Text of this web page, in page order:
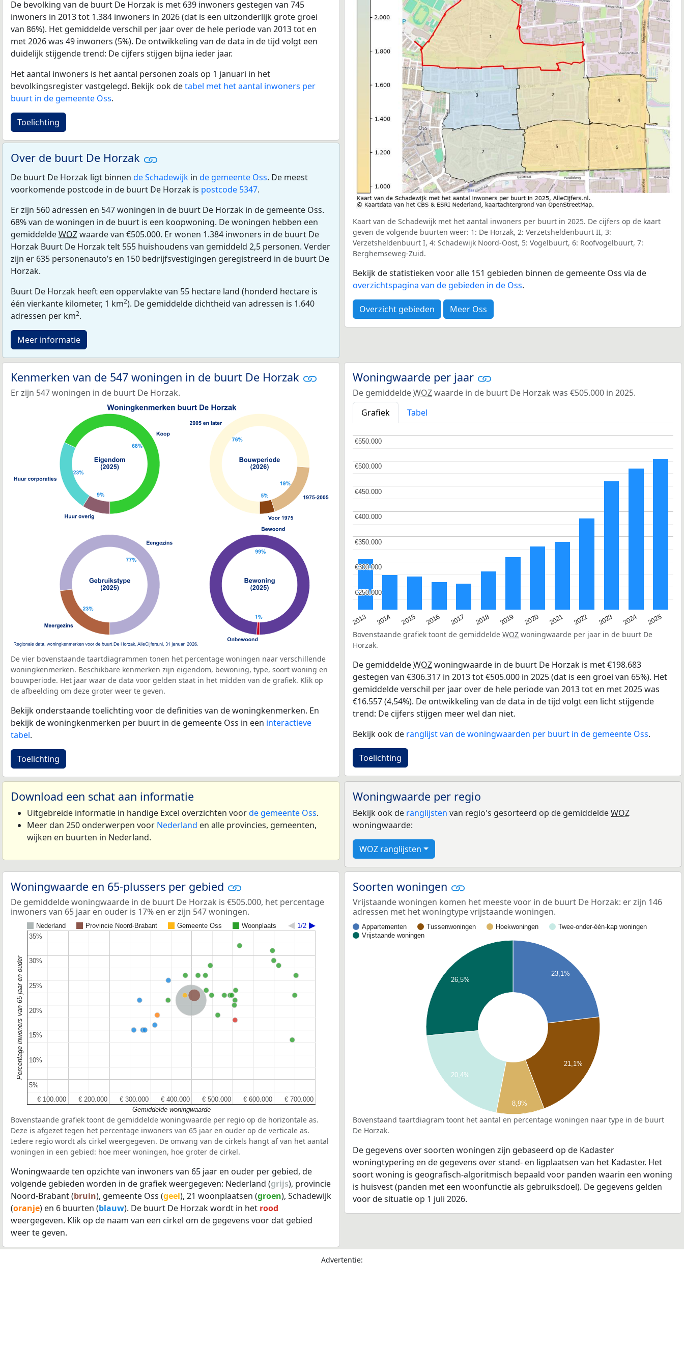
De bevolking van de buurt De Horzak is met 639 inwoners gestegen van 745
inwoners in 2013 tot 1.384 inwoners in 2026 (dat is een uitzonderlijk grote groei
van 86%). Het gemiddelde verschil per jaar over de hele periode van 2013 tot en
met 2026 was 49 inwoners (5%). De ontwikkeling van de data in de tijd volgt een
duidelijk stijgende trend: De cijfers stijgen bijna ieder jaar.
Het aantal inwoners is het aantal personen zoals op 1 januari in het
bevolkingsregister vastgelegd. Bekijk ook detabel met het aantal inwoners per
buurt in de gemeente Oss.
Toelichting
Over de buurt De Horzak
De buurt De Horzak ligt binnen de Schadewijk in de gemeente Oss. De meest
voorkomende postcode in de buurt De Horzak is postcode 5347.
Er zijn 560 adressen en 547 woningen in de buurt De Horzak in de gemeente Oss.
68% van de woningen in de buurt is een koopwoning. De woningen hebben een
gemiddeldeWOZwaarde van €505.000. Er wonen 1.384 inwoners in de buurt De
Horzak Buurt De Horzak telt 555 huishoudens van gemiddeld 2,5 personen. Verder
zijn er 635 personenauto’s en 150 bedrijfsvestigingen geregistreerd in de buurt De
Horzak.
Buurt De Horzak heeft een oppervlakte van 55 hectare land (honderd hectare is
één vierkante kilometer, 1 km2). De gemiddelde dichtheid van adressen is 1.640
adressen per km2.
Meer informatie
Kaart van de Schadewijk met het aantal inwoners per buurt in 2025. De cijfers op de kaart
geven de volgende buurten weer: 1: De Horzak, 2: Verzetsheldenbuurt II, 3:
Verzetsheldenbuurt I, 4: Schadewijk Noord-Oost, 5: Vogelbuurt, 6: Roofvogelbuurt, 7:
Berghemseweg-Zuid.
Bekijk de statistieken voor alle 151 gebieden binnen de gemeente Oss via de
overzichtspagina van de gebieden in de Oss.
Overzicht gebieden Meer Oss
Kenmerken van de 547 woningen in de buurt De Horzak
Er zijn 547 woningen in de buurt De Horzak.
De vier bovenstaande taartdiagrammen tonen het percentage woningen naar verschillende
woningkenmerken. Beschikbare kenmerken zijn eigendom, bewoning, type, soort woning en
bouwperiode. Het jaar waar de data voor gelden staat in het midden van de grafiek. Klik op
de afbeelding om deze groter weer te geven.
Bekijk onderstaande toelichting voor de definities van de woningkenmerken. En
bekijk de woningkenmerken per buurt in de gemeente Oss in een interactieve
tabel.
Toelichting
Woningwaarde per jaar
De gemiddeldeWOZwaarde in de buurt De Horzak was €505.000 in 2025.
Grafiek
Tabel
2013 2014 2015 2016 2017 2018 2019 2020 2021 2022 2023 2024 2025
€250.000
€250.000
€300.000
€300.000
€350.000
€350.000
€400.000
€400.000
€450.000
€450.000
€500.000
€500.000
€550.000
€550.000
Bovenstaande grafiek toont de gemiddelde WOZ woningwaarde per jaar in de buurt De
Horzak.
De gemiddeldeWOZwoningwaarde in de buurt De Horzak is met €198.683
gestegen van €306.317 in 2013 tot €505.000 in 2025 (dat is een groei van 65%). Het
gemiddelde verschil per jaar over de hele periode van 2013 tot en met 2025 was
€16.557 (4,54%). De ontwikkeling van de data in de tijd volgt een licht stijgende
trend: De cijfers stijgen meer wel dan niet.
Bekijk ook de ranglijst van de woningwaarden per buurt in de gemeente Oss.
Toelichting
Download een schat aan informatie
Uitgebreide informatie in handige Excel overzichten voorde gemeente Oss.
Meer dan 250 onderwerpen voor Nederland en alle provincies, gemeenten,
wijken en buurten in Nederland.
Woningwaarde per regio
Bekijk ook de ranglijsten van regio's gesorteerd op de gemiddeldeWOZ
woningwaarde:
WOZ ranglijsten
Woningwaarde en 65-plussers per gebied
De gemiddelde woningwaarde in de buurt De Horzak is €505.000, het percentage
inwoners van 65 jaar en ouder is 17% en er zijn 547 woningen.
Nederland Provincie Noord-Brabant Gemeente Oss Woonplaats 1/2
Nederland
Provincie Noord-Brabant
€ 100.000
€ 100.000 € 200.000
€ 200.000 € 300.000
€ 300.000 € 400.000
€ 400.000 € 500.000
€ 500.000 € 600.000
€ 600.000 € 700.000
€ 700.000
5%
5%
10%
10%
15%
15%
20%
20%
25%
25%
30%
30%
35%
35%
Gemiddelde woningwaarde
Percentage inwoners van 65 jaar en ouder
Bovenstaande grafiek toont de gemiddelde woningwaarde per regio op de horizontale as.
Deze is afgezet tegen het percentage inwoners van 65 jaar en ouder op de verticale as.
Iedere regio wordt als cirkel weergegeven. De omvang van de cirkels hangt af van het aantal
woningen in een gebied: hoe meer woningen, hoe groter de cirkel.
Woningwaarde ten opzichte van inwoners van 65 jaar en ouder per gebied, de
volgende gebieden worden in de grafiek weergegeven: Nederland (grijs), provincie
Noord-Brabant (bruin), gemeente Oss (geel), 21 woonplaatsen (groen), Schadewijk
(oranje) en 6 buurten (blauw). De buurt De Horzak wordt in het rood
weergegeven. Klik op de naam van een cirkel om de gegevens voor dat gebied
weer te geven.
Soorten woningen
Vrijstaande woningen komen het meeste voor in de buurt De Horzak: er zijn 146
adressen met het woningtype vrijstaande woningen.
Appartementen Tussenwoningen Hoekwoningen
Twee-onder-één-kap woningen
Vrijstaande woningen
23,1%
21,1%
26,5%
20,4%
8,9%
Bovenstaand taartdiagram toont het aantal en percentage woningen naar type in de buurt
De Horzak.
De gegevens over soorten woningen zijn gebaseerd op de Kadaster
woningtypering en de gegevens over stand- en ligplaatsen van het Kadaster. Het
soort woning is geografisch-algoritmisch bepaald voor panden waarin een woning
is huisvest (panden met een woonfunctie als gebruiksdoel). De gegevens gelden
voor de situatie op 1 juli 2026.
Advertentie: